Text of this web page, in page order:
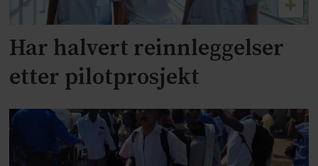
Har halvert reinnleggelser
etter pilotprosjekt